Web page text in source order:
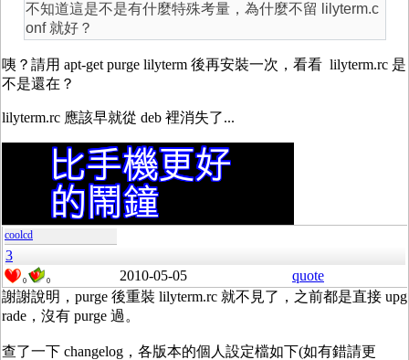
不知道這是不是有什麼特殊考量，為什麼不留 lilyterm.c
onf 就好？
咦？請用 apt-get purge lilyterm 後再安裝一次，看看 lilyterm.rc 是
不是還在？
lilyterm.rc 應該早就從 deb 裡消失了...
coolcd
3
0 0 2010-05-05
quote
謝謝說明，purge 後重裝 lilyterm.rc 就不見了，之前都是直接 upg
rade，沒有 purge 過。
查了一下 changelog，各版本的個人設定檔如下(如有錯請更